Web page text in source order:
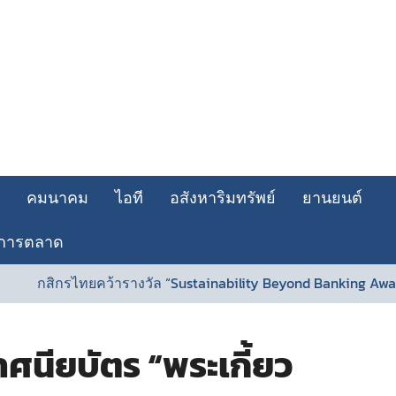
คมนาคม ไอที อสังหาริมทรัพย์
ยานยนต์
ารตลาด
รไทยคว้ารางวัล “Sustainability Beyond Banking Award”
นียบัตร “พระเกี้ยว